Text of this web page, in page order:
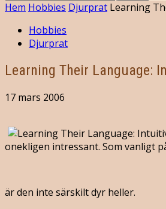
Hem Hobbies Djurprat Learning
Hobbies
Djurprat
Learning Their Language:
17 mars 2006
onekligen intressant. Som vanligt
är den inte särskilt dyr heller.